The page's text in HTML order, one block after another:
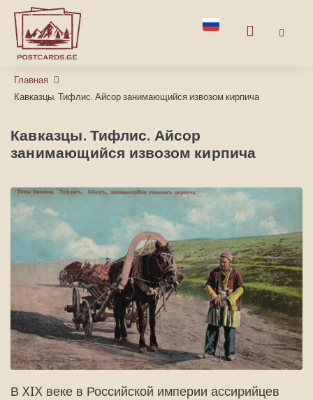
Главная
Кавказцы. Тифлис. Айсор занимающийся извозом кирпича
Кавказцы. Тифлис. Айсор
занимающийся извозом кирпича
В XIX веке в Российской империи ассирийцев